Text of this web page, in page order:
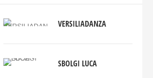
VERSILIADANZA
SBOLGI LUCA